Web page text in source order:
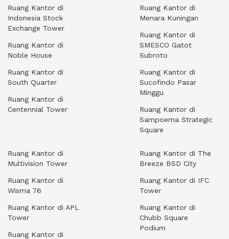
Ruang Kantor di
Indonesia Stock
Exchange Tower
Ruang Kantor di
Noble House
Ruang Kantor di
South Quarter
Ruang Kantor di
Centennial Tower
Ruang Kantor di
Menara Kuningan
Ruang Kantor di
SMESCO Gatot
Subroto
Ruang Kantor di
Sucofindo Pasar
Minggu
Ruang Kantor di
Sampoerna Strategic
Square
Ruang Kantor di
Multivision Tower
Ruang Kantor di
Wisma 76
Ruang Kantor di APL
Tower
Ruang Kantor di
Ruang Kantor di The
Breeze BSD City
Ruang Kantor di IFC
Tower
Ruang Kantor di
Chubb Square
Podium